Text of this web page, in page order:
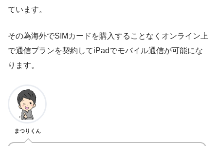
ています。
その為海外でSIMカードを購入することなくオンライン上
で通信プランを契約してiPadでモバイル通信が可能にな
ります。
まつりくん